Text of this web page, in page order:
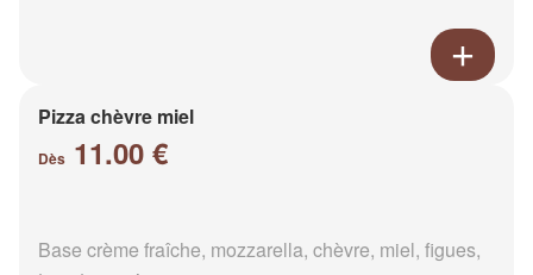
Pizza chèvre miel
Dès 11.00 €
Base crème fraîche, mozzarella, chèvre, miel, figues,